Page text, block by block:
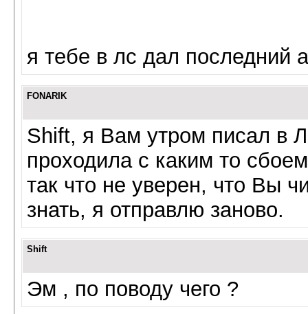
я тебе в лс дал последний
FONARIK
Shift, я Вам утром писал в
проходила с каким то сбоем
так что не уверен, что Вы
знать, я отправлю заново.
Shift
Эм , по поводу чего ?